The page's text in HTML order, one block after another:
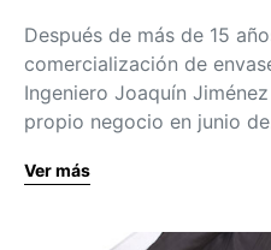
Después de más de 15
comercialización de
Ingeniero Joaquín
propio negocio en junio
Ver más